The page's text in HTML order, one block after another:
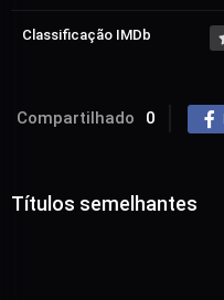
Classificação IMDb
Compartilhado 0
Títulos semelhantes